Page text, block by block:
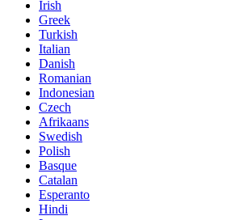
Irish
Greek
Turkish
Italian
Danish
Romanian
Indonesian
Czech
Afrikaans
Swedish
Polish
Basque
Catalan
Esperanto
Hindi